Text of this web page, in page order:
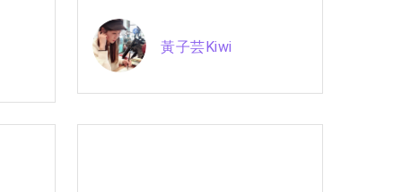
黃子芸Kiwi